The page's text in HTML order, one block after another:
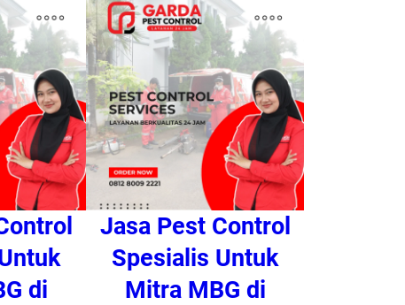
di
Jasa Pest Control
Spesialis Untuk
Mitra MBG di